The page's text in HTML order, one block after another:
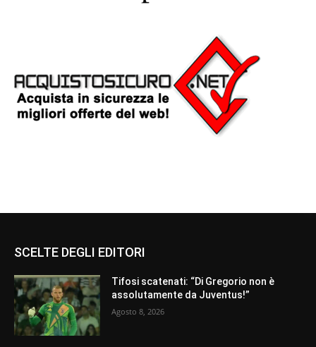
SCELTE DEGLI EDITORI
Tifosi scatenati: “Di Gregorio non è
assolutamente da Juventus!”
Agosto 8, 2026